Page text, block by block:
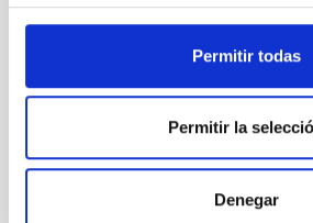
Permitir todas
Permitir la
Denegar